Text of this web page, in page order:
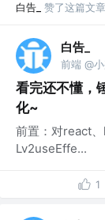
白告_ 赞了这篇文章
白告_
前端 @
看完还不懂
化~
前置：对react
Lv2useEffe...
1